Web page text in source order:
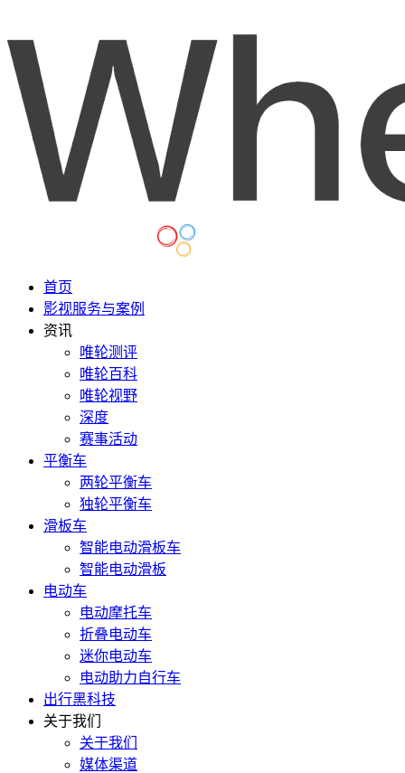
首页
影视服务与案例
资讯
唯轮测评
唯轮百科
唯轮视野
深度
赛事活动
平衡车
两轮平衡车
独轮平衡车
滑板车
智能电动滑板车
智能电动滑板
电动车
电动摩托车
折叠电动车
迷你电动车
电动助力自行车
出行黑科技
关于我们
关于我们
媒体渠道